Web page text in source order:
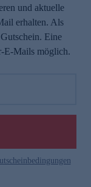
und aktuelle
erhalten. Als
Eine
E-Mails möglich.